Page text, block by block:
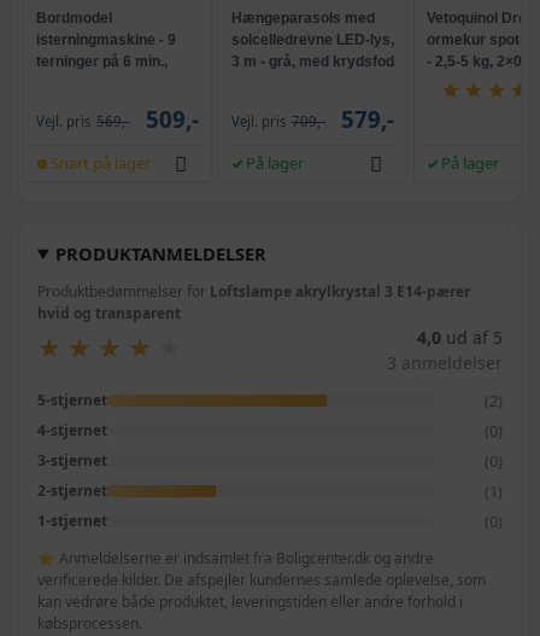
PRODUKTANMELDELSER
Produktbedømmelser for Loftslampe akrylkrystal 3 E14-pærer
hvid og transparent
★
★ ★
★ ★
★ ★
★ 4,0 ud af 5
3 anmeldelser
5-stjernet (2)
4-stjernet (0)
3-stjernet (0)
2-stjernet (1)
1-stjernet (0)
⭐ Anmeldelserne er indsamlet fra Boligcenter.dk og andre
verificerede kilder. De afspejler kundernes samlede oplevelse, som
kan vedrøre både produktet, leveringstiden eller andre forhold i
købsprocessen.
Bordmodel
isterningmaskine - 9
terninger på 6 min.,
Vejl. pris 569,- 509,-
Snart på lager
Hængeparasols med
solcelledrevne LED-lys,
3 m - grå, med krydsfod
Vejl. pris 709,- 579,-
På lager
Vetoquinol
ormekur spot-
- 2,5-5 kg, 2×0,7
På lager